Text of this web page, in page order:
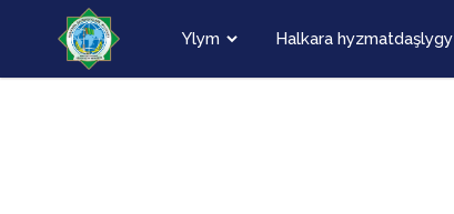
Ylym Halkara hyzmatdaşlygy